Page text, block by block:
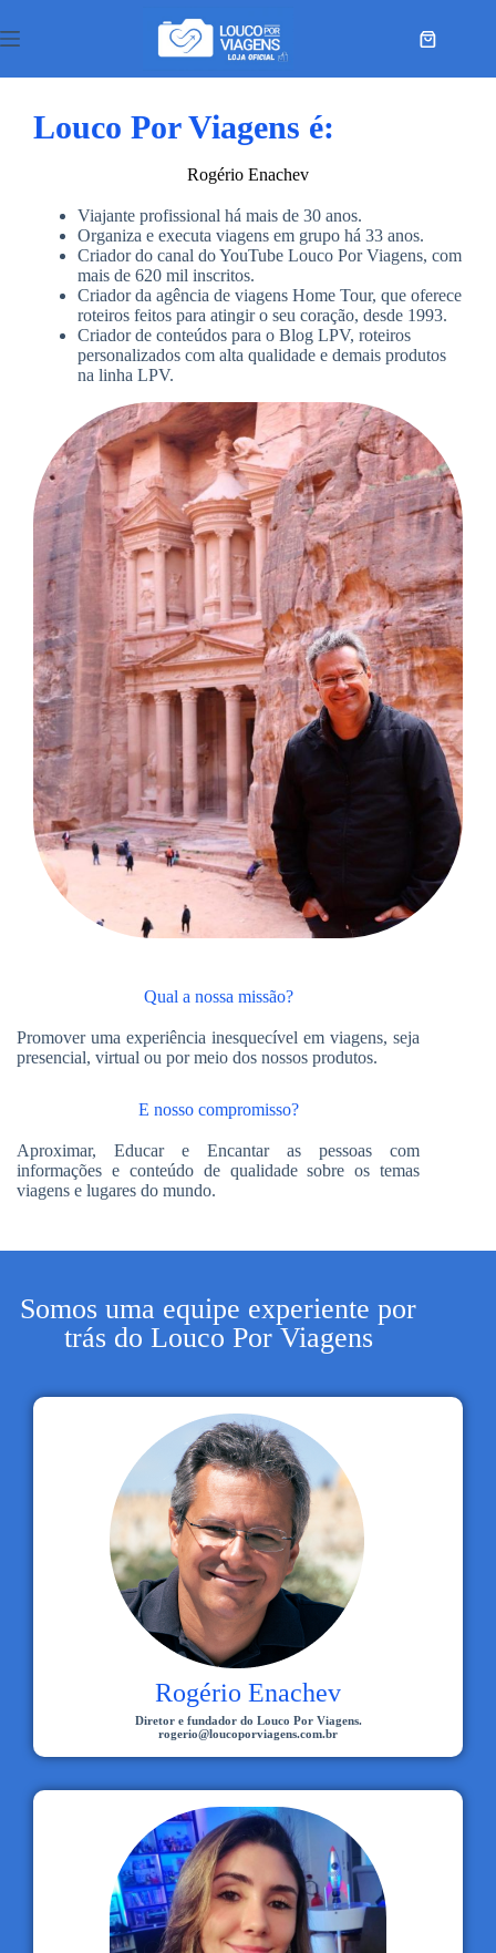
Louco Por Viagens é:
Rogério Enachev
Viajante profissional há mais de 30 anos.
Organiza e executa viagens em grupo há 33 anos.
Criador do canal do YouTube Louco Por Viagens, com
mais de 620 mil inscritos.
Criador da agência de viagens Home Tour, que oferece
roteiros feitos para atingir o seu coração, desde 1993.
Criador de conteúdos para o Blog LPV, roteiros
personalizados com alta qualidade e demais produtos
na linha LPV.
Qual a nossa missão?
Promover uma experiência inesquecível em viagens, seja
presencial, virtual ou por meio dos nossos produtos.
E nosso compromisso?
Aproximar, Educar e Encantar as pessoas com
informações e conteúdo de qualidade sobre os temas
viagens e lugares do mundo.
Somos uma equipe experiente por
trás do Louco Por Viagens
Rogério Enachev
Diretor e fundador do Louco Por Viagens.
rogerio@loucoporviagens.com.br